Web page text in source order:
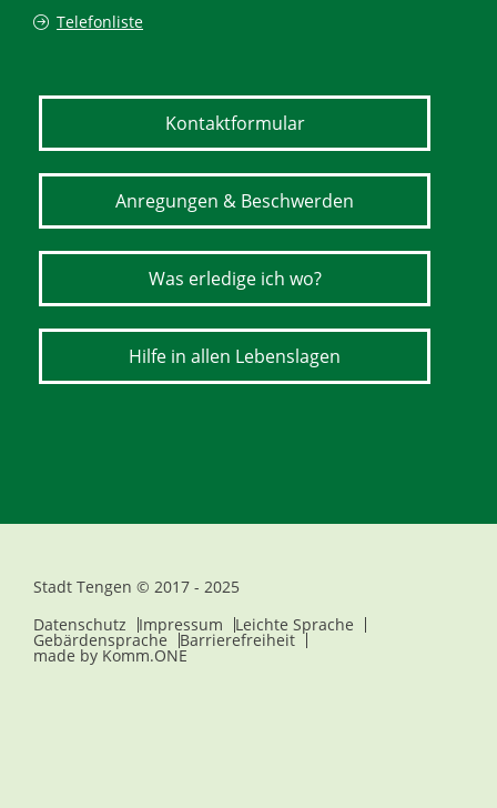
Telefonliste
Kontaktformular
Anregungen & Beschwerden
Was erledige ich wo?
Hilfe in allen Lebenslagen
Stadt Tengen © 2017 - 2025
Datenschutz
Impressum Leichte Sprache
Gebärdensprache Barrierefreiheit
made by Komm.ONE